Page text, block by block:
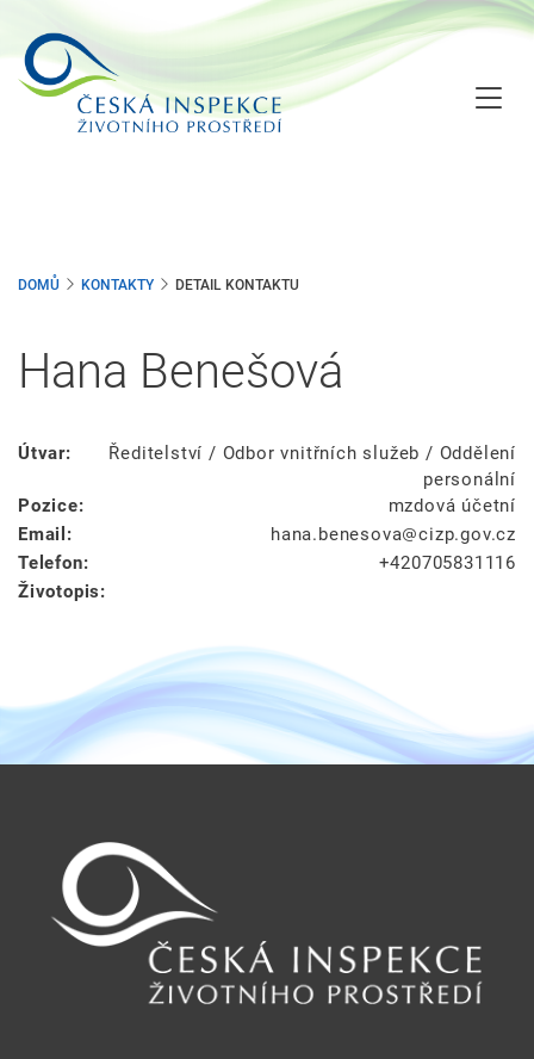
hlavnímu
obsahu
DOMŮ KONTAKTY DETAIL KONTAKTU
Hana Benešová
Útvar:
Ředitelství / Odbor vnitřních služeb / Oddělení
personální
Pozice:
mzdová účetní
Email:
hana.benesova
cizp.gov.cz
Telefon:
+420705831116
Životopis: